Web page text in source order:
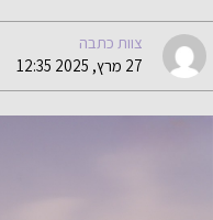
צוות כתבה
27 מרץ, 2025 12:35